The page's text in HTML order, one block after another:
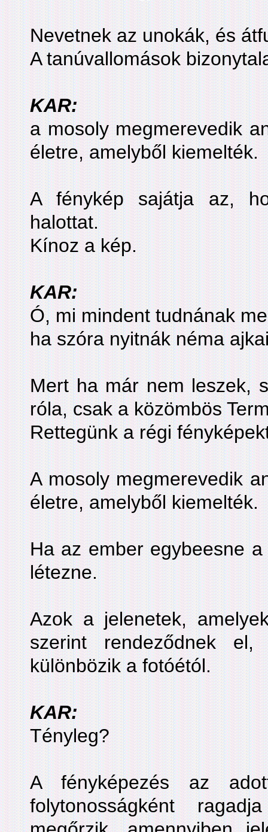
Nevetnek az unokák, és
A tanúvallomások
KAR:
a mosoly megmerevedik
életre, amelyből kiemelték.
A fénykép sajátja az,
halottat.
Kínoz a kép.
KAR:
Ó, mi mindent tudnának
ha szóra nyitnák néma
Mert ha már nem leszek,
róla, csak a közömbös
Rettegünk a régi
A mosoly megmerevedik
életre, amelyből kiemelték.
Ha az ember egybeesne
létezne.
Azok a jelenetek,
szerint rendeződnek
különbözik a fotóétól.
KAR:
Tényleg?
A fényképezés az
folytonosságként